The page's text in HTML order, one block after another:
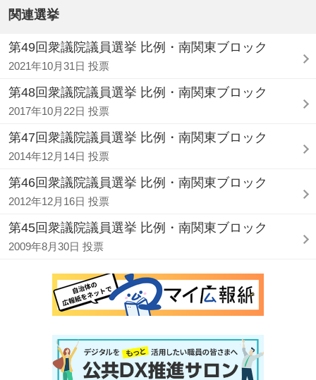
関連選挙
第49回衆議院議員選挙 比例・南関東ブロック
2021年10月31日 投票
第48回衆議院議員選挙 比例・南関東ブロック
2017年10月22日 投票
第47回衆議院議員選挙 比例・南関東ブロック
2014年12月14日 投票
第46回衆議院議員選挙 比例・南関東ブロック
2012年12月16日 投票
第45回衆議院議員選挙 比例・南関東ブロック
2009年8月30日 投票